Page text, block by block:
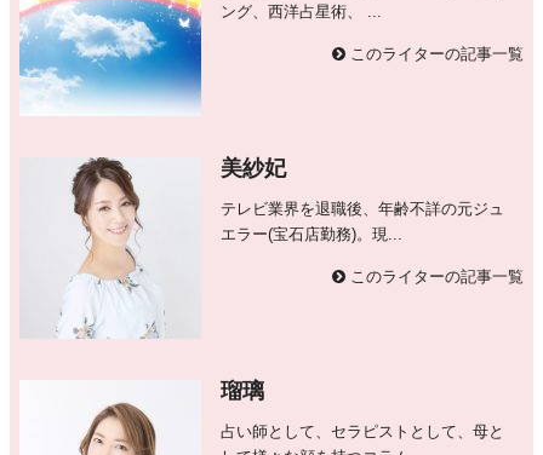
ング、西洋占星術、 ...
このライターの記事一覧
美紗妃
テレビ業界を退職後、年齢不詳の元ジュ
エラー(宝石店勤務)。現...
このライターの記事一覧
瑠璃
占い師として、セラピストとして、母と